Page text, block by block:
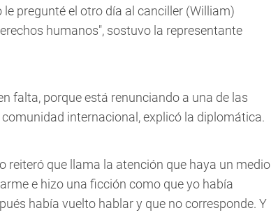
pregunté el otro día al canciller (William)
humanos", sostuvo la representante
falta, porque está renunciando a una de las
internacional, explicó la diplomática.
reiteró que llama la atención que haya un medio
e hizo una ficción como que yo había
había vuelto hablar y que no corresponde. Y